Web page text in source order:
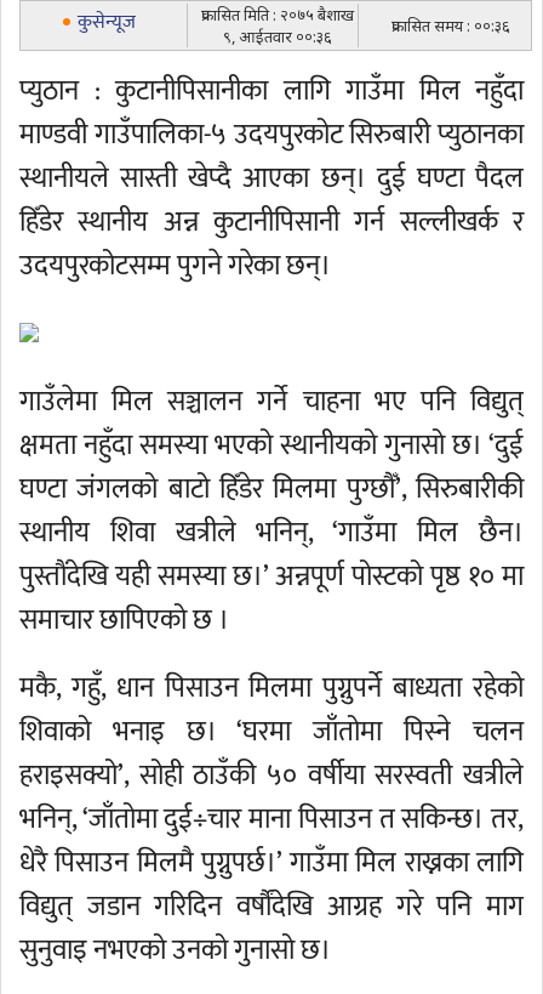
कुसेन्यूज
प्रकासित मिति : २०७५ बैशाख
९, आईतवार ००:३६
प्रकासित समय : ००:३६
प्युठान : कुटानीपिसानीका लागि गाउँमा मिल नहुँदा
माण्डवी गाउँपालिका-५ उदयपुरकोट सिरुबारी प्युठानका
स्थानीयले सास्ती खेप्दै आएका छन्। दुई घण्टा पैदल
हिँडेर स्थानीय अन्न कुटानीपिसानी गर्न सल्लीखर्क र
उदयपुरकोटसम्म पुगने गरेका छन्।
गाउँलेमा मिल सञ्चालन गर्ने चाहना भए पनि विद्युत्
क्षमता नहुँदा समस्या भएको स्थानीयको गुनासो छ। ‘दुई
घण्टा जंगलको बाटो हिँडेर मिलमा पुग्छौँ’, सिरुबारीकी
स्थानीय शिवा खत्रीले भनिन्, ‘गाउँमा मिल छैन।
पुस्तौंदेखि यही समस्या छ।’ अन्नपूर्ण पोस्टको पृष्ठ १० मा
समाचार छापिएको छ ।
मकै, गहुँ, धान पिसाउन मिलमा पुग्नुपर्ने बाध्यता रहेको
शिवाको भनाइ छ। ‘घरमा जाँतोमा पिस्ने चलन
हराइसक्यो’, सोही ठाउँकी ५० वर्षीया सरस्वती खत्रीले
भनिन्, ‘जाँतोमा दुई÷चार माना पिसाउन त सकिन्छ। तर,
धेरै पिसाउन मिलमै पुग्नुपर्छ।’ गाउँमा मिल राख्नका लागि
विद्युत् जडान गरिदिन वर्षौंदेखि आग्रह गरे पनि माग
सुनुवाइ नभएको उनको गुनासो छ।